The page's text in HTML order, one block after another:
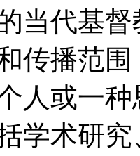
当代基
传播范
人或一
学术研